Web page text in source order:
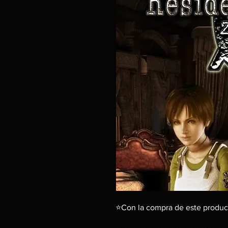
⭐Con la compra de este